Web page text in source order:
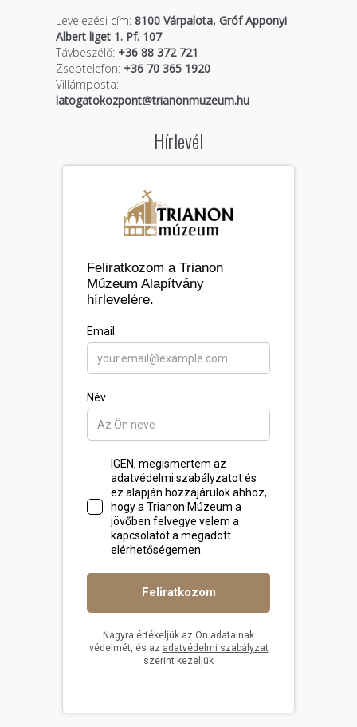
Levelezési cím: 8100 Várpalota, Gróf Apponyi
Albert liget 1. Pf. 107
Távbeszélő:+36 88 372 721
Zsebtelefon:+36 70 365 1920
Villámposta:
latogatokozpont@trianonmuzeum.hu
Hírlevél